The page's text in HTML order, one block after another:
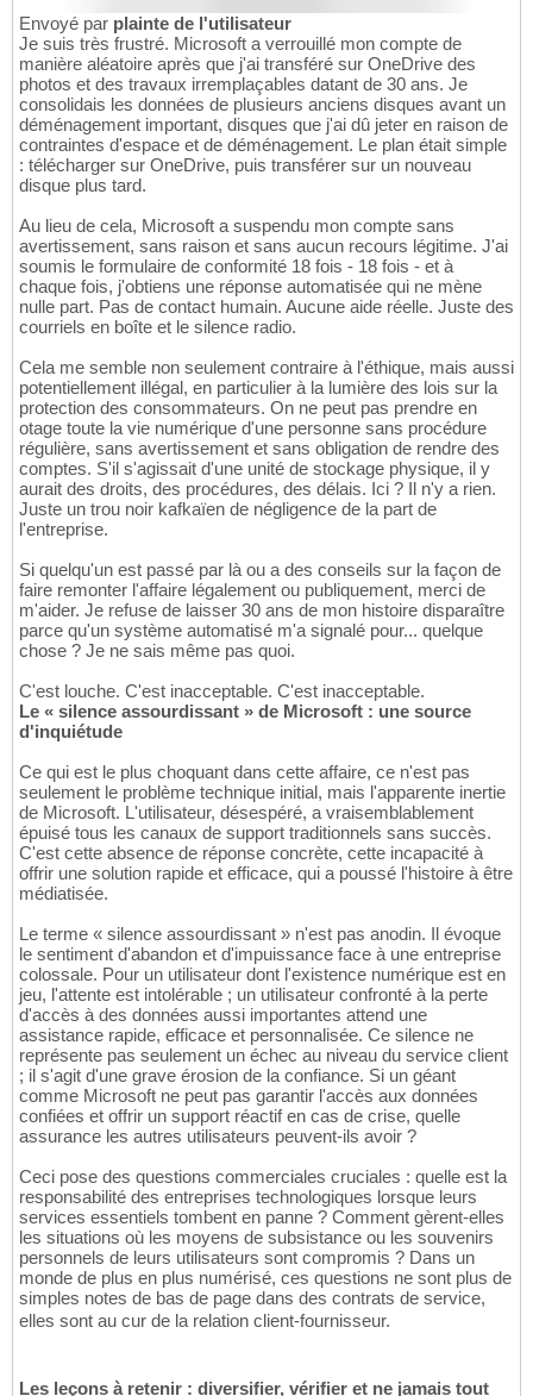
Envoyé par plainte de l'utilisateur
Je suis très frustré. Microsoft a verrouillé mon compte de
manière aléatoire après que j'ai transféré sur OneDrive des
photos et des travaux irremplaçables datant de 30 ans. Je
consolidais les données de plusieurs anciens disques avant un
déménagement important, disques que j'ai dû jeter en raison de
contraintes d'espace et de déménagement. Le plan était simple
: télécharger sur OneDrive, puis transférer sur un nouveau
disque plus tard.
Au lieu de cela, Microsoft a suspendu mon compte sans
avertissement, sans raison et sans aucun recours légitime. J'ai
soumis le formulaire de conformité 18 fois - 18 fois - et à
chaque fois, j'obtiens une réponse automatisée qui ne mène
nulle part. Pas de contact humain. Aucune aide réelle. Juste des
courriels en boîte et le silence radio.
Cela me semble non seulement contraire à l'éthique, mais aussi
potentiellement illégal, en particulier à la lumière des lois sur la
protection des consommateurs. On ne peut pas prendre en
otage toute la vie numérique d'une personne sans procédure
régulière, sans avertissement et sans obligation de rendre des
comptes. S'il s'agissait d'une unité de stockage physique, il y
aurait des droits, des procédures, des délais. Ici ? Il n'y a rien.
Juste un trou noir kafkaïen de négligence de la part de
l'entreprise.
Si quelqu'un est passé par là ou a des conseils sur la façon de
faire remonter l'affaire légalement ou publiquement, merci de
m'aider. Je refuse de laisser 30 ans de mon histoire disparaître
parce qu'un système automatisé m'a signalé pour... quelque
chose ? Je ne sais même pas quoi.
C'est louche. C'est inacceptable. C'est inacceptable.
Le « silence assourdissant » de Microsoft : une source
d'inquiétude
Ce qui est le plus choquant dans cette affaire, ce n'est pas
seulement le problème technique initial, mais l'apparente inertie
de Microsoft. L'utilisateur, désespéré, a vraisemblablement
épuisé tous les canaux de support traditionnels sans succès.
C'est cette absence de réponse concrète, cette incapacité à
offrir une solution rapide et efficace, qui a poussé l'histoire à être
médiatisée.
Le terme « silence assourdissant » n'est pas anodin. Il évoque
le sentiment d'abandon et d'impuissance face à une entreprise
colossale. Pour un utilisateur dont l'existence numérique est en
jeu, l'attente est intolérable ; un utilisateur confronté à la perte
d'accès à des données aussi importantes attend une
assistance rapide, efficace et personnalisée. Ce silence ne
représente pas seulement un échec au niveau du service client
; il s'agit d'une grave érosion de la confiance. Si un géant
comme Microsoft ne peut pas garantir l'accès aux données
confiées et offrir un support réactif en cas de crise, quelle
assurance les autres utilisateurs peuvent-ils avoir ?
Ceci pose des questions commerciales cruciales : quelle est la
responsabilité des entreprises technologiques lorsque leurs
services essentiels tombent en panne ? Comment gèrent-elles
les situations où les moyens de subsistance ou les souvenirs
personnels de leurs utilisateurs sont compromis ? Dans un
monde de plus en plus numérisé, ces questions ne sont plus de
simples notes de bas de page dans des contrats de service,
elles sont au cur de la relation client-fournisseur.
Les leçons à retenir : diversifier, vérifier et ne jamais tout